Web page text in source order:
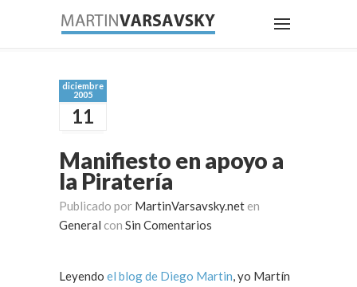
diciembre
2005
11
Manifiesto en apoyo a
la Piratería
Publicado por MartinVarsavsky.net en
General con Sin Comentarios
Leyendo el blog de Diego Martin, yo Martín